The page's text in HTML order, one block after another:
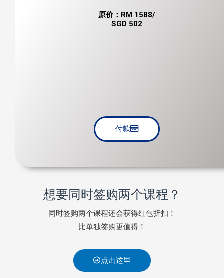
原价：RM 1588/
SGD 502
付款
想要同时签购两个课程？
同时签购两个课程还会获得红包折扣！
比单独签购更值得！
点击这里